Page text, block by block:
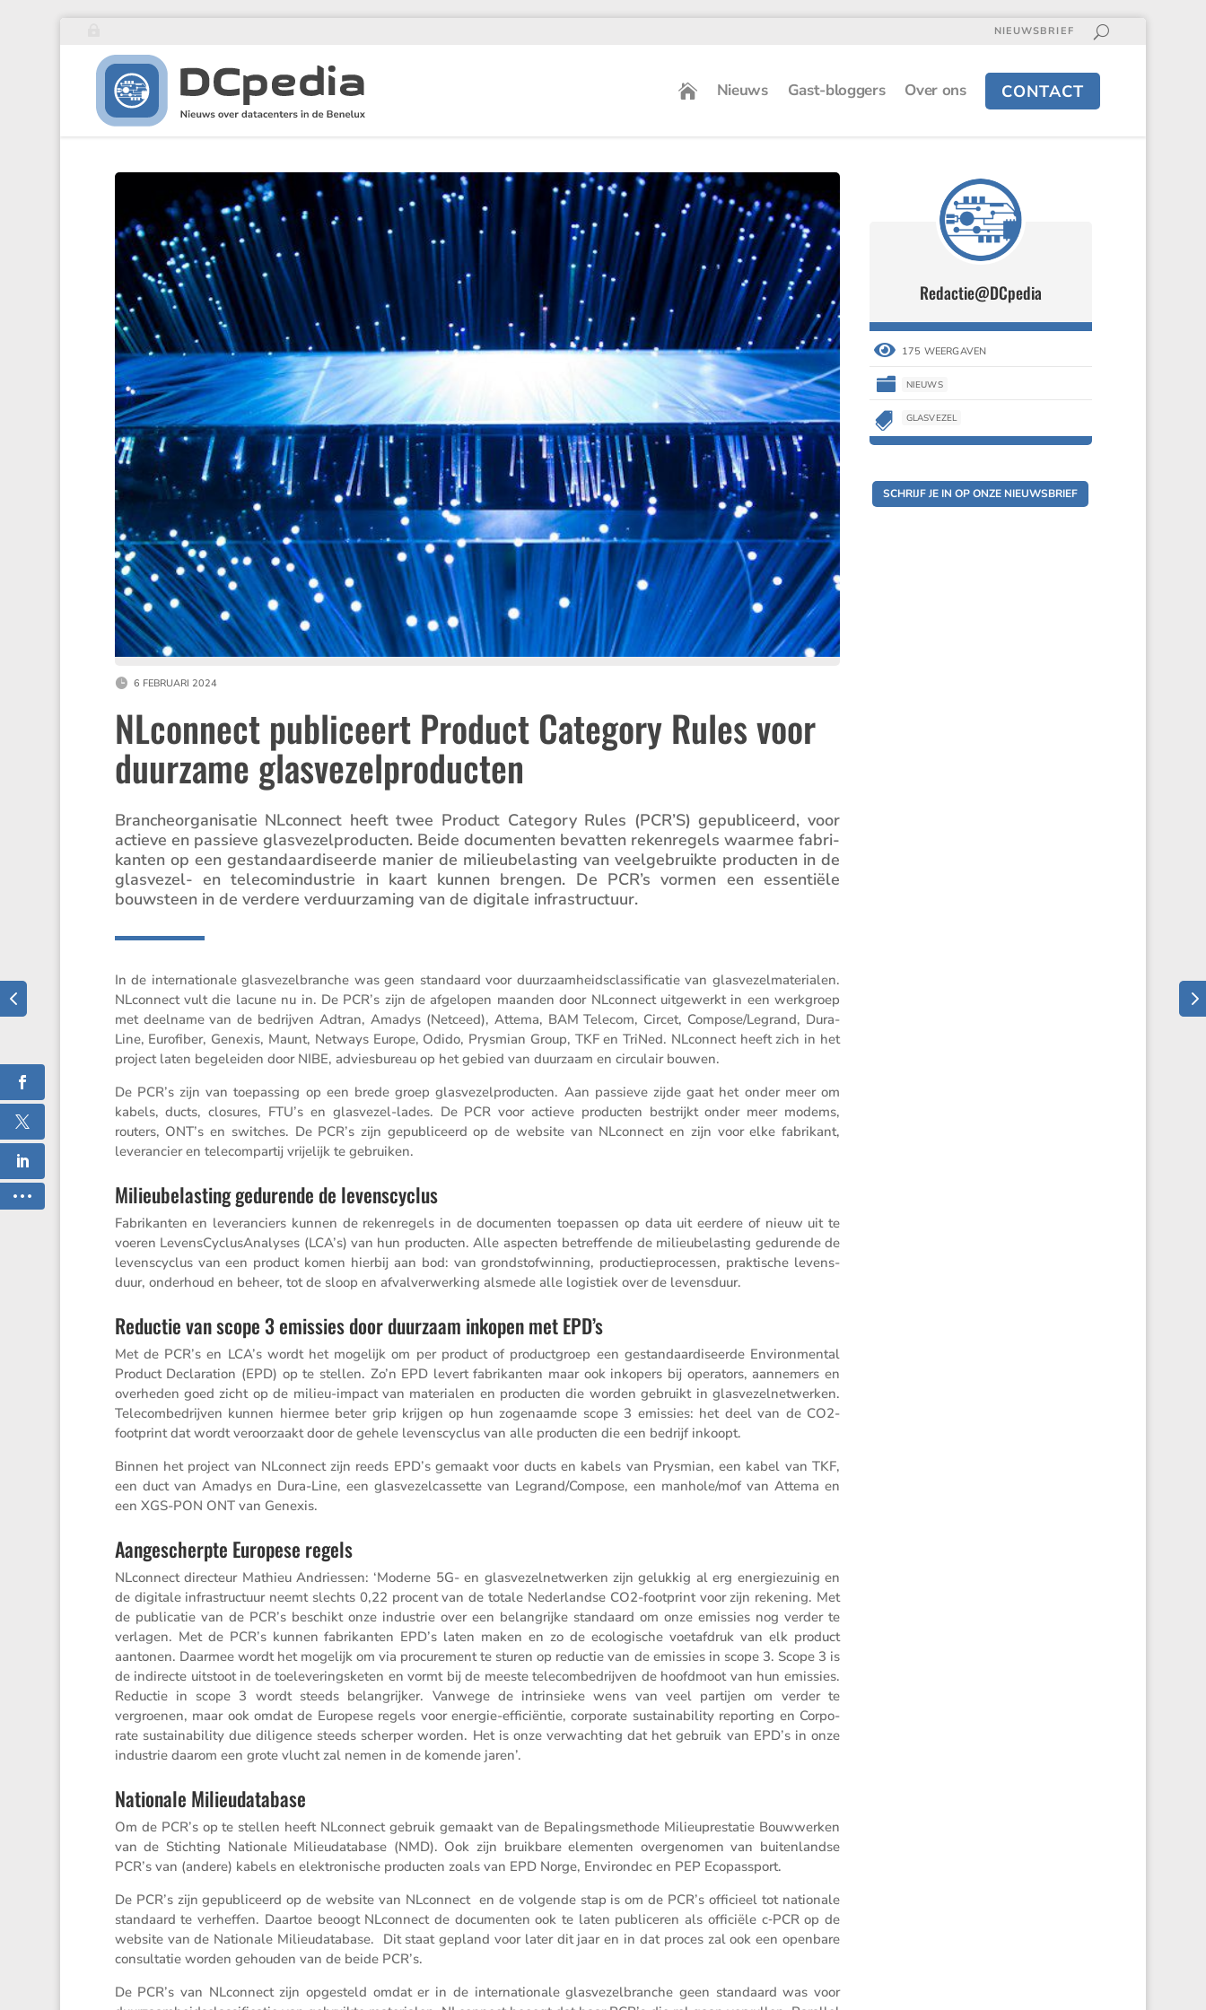
NIEUWSBRIEF
Nieuws Gast-bloggers Over ons CONTACT
6 FEBRUARI 2024
NLconnect publiceert Product Category Rules voor
duurzame glasvezelproducten
Branche­or­ga­ni­satie NLcon­nect heeft twee Product Category Rules (PCR’S) gepubli­ceerd, voor
actieve en passieve glasve­zel­pro­ducten. Beide documenten bevatten reken­re­gels waarmee fabri­
kanten op een gestan­daar­di­seerde manier de milieu­be­las­ting van veelge­bruikte producten in de
glasvezel- en teleco­min­du­strie in kaart kunnen brengen. De PCR’s vormen een essen­tiële
bouwsteen in de verdere verduur­za­ming van de digitale infrastructuur.
In de inter­na­ti­o­nale glasve­zel­branche was geen standaard voor duurzaam­heids­clas­si­fi­catie van glasve­zel­ma­te­ri­alen.
NLcon­nect vult die lacune nu in. De PCR’s zijn de afgelopen maanden door NLcon­nect uitge­werkt in een werkgroep
met deelname van de bedrijven Adtran, Amadys (Netceed), Attema, BAM Telecom, Circet, Compose/​Legrand, Dura-
Line, Eurofiber, Genexis, Maunt, Netways Europe, Odido, Prysmian Group, TKF en TriNed. NLcon­nect heeft zich in het
project laten begeleiden door NIBE, advies­bu­reau op het gebied van duurzaam en circu­lair bouwen.
De PCR’s zijn van toepas­sing op een brede groep glasve­zel­pro­ducten. Aan passieve zijde gaat het onder meer om
kabels, ducts, closures, FTU’s en glasvezel-lades. De PCR voor actieve producten bestrijkt onder meer modems,
routers, ONT’s en switches. De PCR’s zijn gepubli­ceerd op de website van NLcon­nect en zijn voor elke fabri­kant,
leveran­cier en telecom­partij vrije­lijk te gebruiken.
Milieubelasting gedurende de levenscyclus
Fabri­kanten en leveran­ciers kunnen de reken­re­gels in de documenten toepassen op data uit eerdere of nieuw uit te
voeren Levens­Cy­clusAna­lyses (LCA’s) van hun producten. Alle aspecten betref­fende de milieu­be­las­ting gedurende de
levens­cy­clus van een product komen hierbij aan bod: van grond­stof­win­ning, produc­tie­pro­cessen, prakti­sche levens­
duur, onder­houd en beheer, tot de sloop en afval­ver­wer­king alsmede alle logis­tiek over de levensduur.
Reductie van scope 3 emissies door duurzaam inkopen met EPD’s
Met de PCR’s en LCA’s wordt het mogelijk om per product of product­groep een gestan­daar­di­seerde Environ­mental
Product Decla­ra­tion (EPD) op te stellen. Zo’n EPD levert fabri­kanten maar ook inkopers bij opera­tors, aanne­mers en
overheden goed zicht op de milieu-impact van materi­alen en producten die worden gebruikt in glasve­zel­net­werken.
Telecom­be­drijven kunnen hiermee beter grip krijgen op hun zogenaamde scope 3 emissies: het deel van de CO2-
footprint dat wordt veroor­zaakt door de gehele levens­cy­clus van alle producten die een bedrijf inkoopt.
Binnen het project van NLcon­nect zijn reeds EPD’s gemaakt voor ducts en kabels van Prysmian, een kabel van TKF,
een duct van Amadys en Dura-Line, een glasve­zel­cas­sette van Legrand/​Compose, een manhole/​mof van Attema en
een XGS-PON ONT van Genexis.
Aangescherpte Europese regels
NLcon­nect direc­teur Mathieu Andriessen: ‘Moderne 5G- en glasve­zel­net­werken zijn gelukkig al erg energie­zuinig en
de digitale infra­struc­tuur neemt slechts 0,22 procent van de totale Neder­landse CO2-footprint voor zijn rekening. Met
de publi­catie van de PCR’s beschikt onze industrie over een belang­rijke standaard om onze emissies nog verder te
verlagen. Met de PCR’s kunnen fabri­kanten EPD’s laten maken en zo de ecolo­gi­sche voetaf­druk van elk product
aantonen. Daarmee wordt het mogelijk om via procure­ment te sturen op reductie van de emissies in scope 3. Scope 3 is
de indirecte uitstoot in de toele­ve­rings­keten en vormt bij de meeste telecom­be­drijven de hoofd­moot van hun emissies.
Reductie in scope 3 wordt steeds belang­rijker. Vanwege de intrin­sieke wens van veel partijen om verder te
vergroenen, maar ook omdat de Europese regels voor energie-effici­ëntie, corpo­rate sustai­na­bi­lity repor­ting en Corpo­
rate sustai­na­bi­lity due diligence steeds scherper worden. Het is onze verwach­ting dat het gebruik van EPD’s in onze
industrie daarom een grote vlucht zal nemen in de komende jaren’.
Nationale Milieudatabase
Om de PCR’s op te stellen heeft NLcon­nect gebruik gemaakt van de Bepaling­s­me­thode Milieu­pres­tatie Bouwwerken
van de Stich­ting Natio­nale Milieu­da­ta­base (NMD). Ook zijn bruik­bare elementen overge­nomen van buiten­landse
PCR’s van (andere) kabels en elektro­ni­sche producten zoals van EPD Norge, Environdec en PEP Ecopassport.
De PCR’s zijn gepubli­ceerd op de website van NLcon­nect en de volgende stap is om de PCR’s officieel tot natio­nale
standaard te verheffen. Daartoe beoogt NLcon­nect de documenten ook te laten publi­ceren als officiële c‑PCR op de
website van de Natio­nale Milieu­da­ta­base. Dit staat gepland voor later dit jaar en in dat proces zal ook een openbare
consul­tatie worden gehouden van de beide PCR’s.
De PCR’s van NLcon­nect zijn opgesteld omdat er in de inter­na­ti­o­nale glasve­zel­branche geen standaard was voor
Redactie@DCpedia
 175 WEERGAVEN
 NIEUWS
 GLASVEZEL
SCHRIJF JE IN OP ONZE NIEUWSBRIEF
Redactie@DCpedia
 175 WEERGAVEN
 NIEUWS
 GLASVEZEL